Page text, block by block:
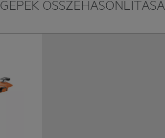
GÉPEK ÖSSZEHASONLÍTÁSA